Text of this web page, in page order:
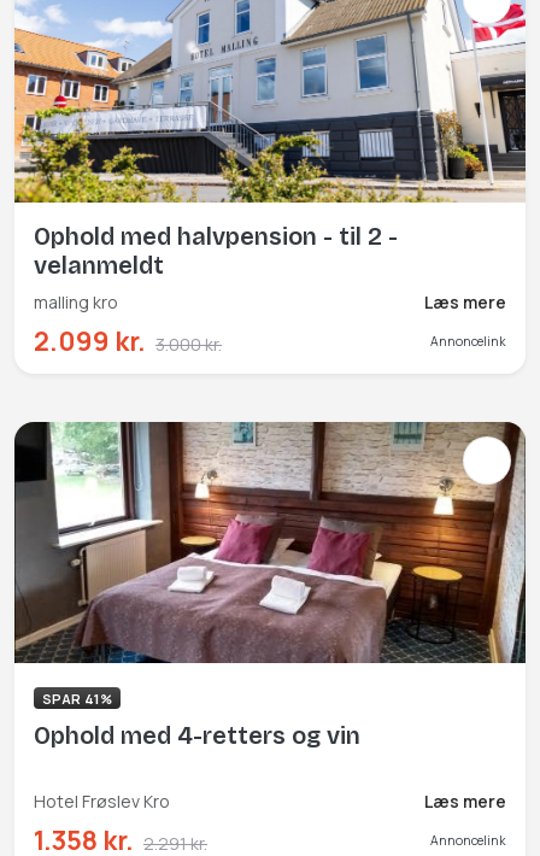
Ophold med halvpension - til 2 -
velanmeldt
malling kro Læs mere
2.099 kr. 3.000 kr. Annoncelink
SPAR 41%
Ophold med 4-retters og vin
Hotel Frøslev Kro Læs mere
1.358 kr. 2.291 kr. Annoncelink